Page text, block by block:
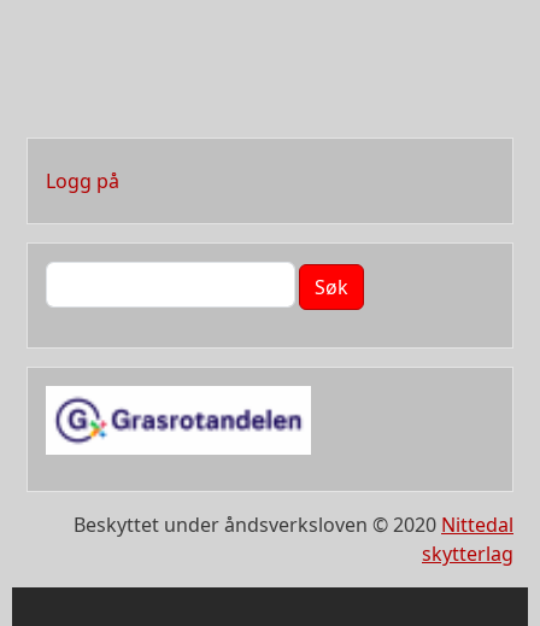
User account menu
Logg på
Søk
Beskyttet under åndsverksloven © 2020 Nittedal
skytterlag